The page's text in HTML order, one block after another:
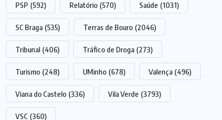
PSP (592) Relatório (570) Saúde (1031)
SC Braga (535) Terras de Bouro (2046)
Tribunal (406) Tráfico de Droga (273)
Turismo (248) UMinho (678) Valença (496)
Viana do Castelo (336) Vila Verde (3793)
VSC (360)